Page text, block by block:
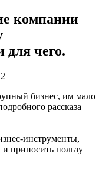
компании
для чего.
бизнес, им мало
рассказа
инструменты,
и приносить пользу